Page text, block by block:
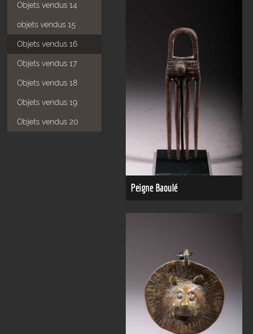
Objets vendus 14
objets vendus 15
Objets vendus 16
Objets vendus 17
Objets vendus 18
Objets vendus 19
Objets vendus 20
Peigne Baoulé